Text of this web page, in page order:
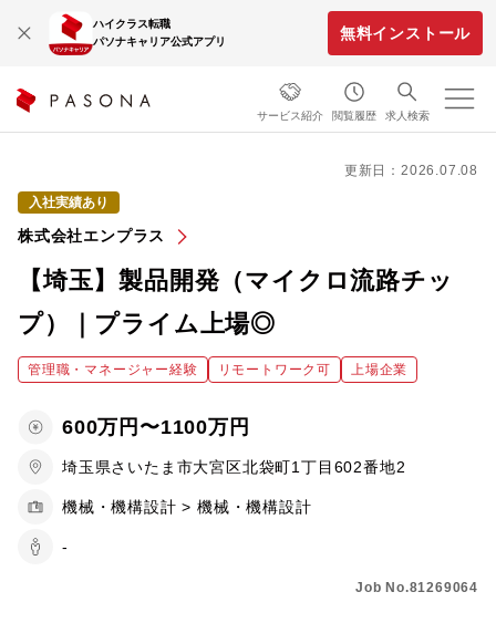
ハイクラス転職
パソナキャリア公式アプリ
無料インストール
サービス紹介 閲覧履歴 求人検索
更新日：2026.07.08
入社実績あり
株式会社エンプラス
【埼玉】製品開発（マイクロ流路チッ
プ）｜プライム上場◎
管理職・マネージャー経験 リモートワーク可 上場企業
600万円〜1100万円
埼玉県さいたま市大宮区北袋町1丁目602番地2
機械・機構設計 > 機械・機構設計
-
Job No.81269064